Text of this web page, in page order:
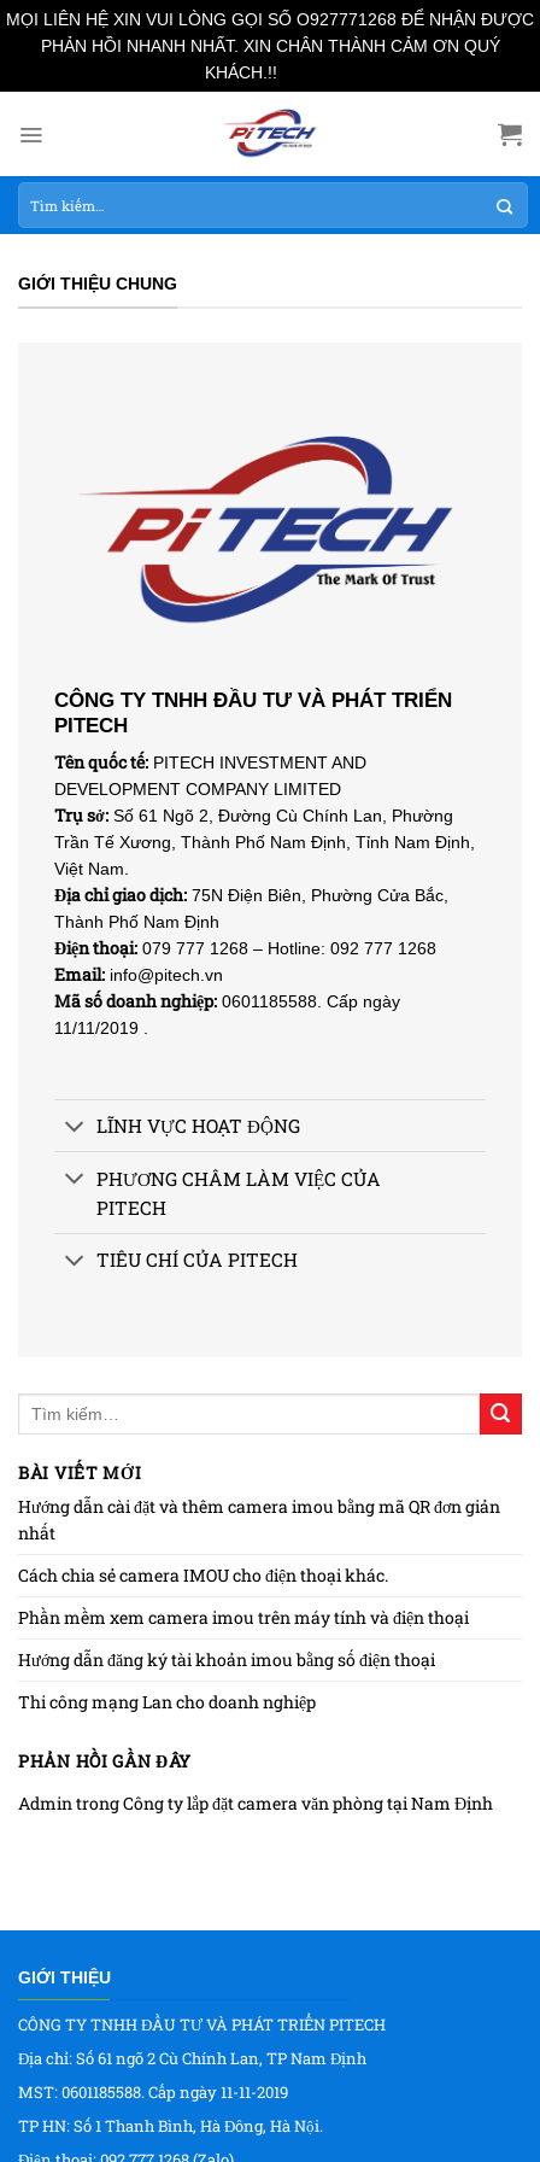
MỌI LIÊN HỆ XIN VUI LÒNG GỌI SỐ O927771268 ĐỂ NHẬN ĐƯỢC
PHẢN HỒI NHANH NHẤT. XIN CHÂN THÀNH CẢM ƠN QUÝ
KHÁCH.!!
Tìm
kiếm:
GIỚI THIỆU CHUNG
CÔNG TY TNHH ĐẦU TƯ VÀ PHÁT TRIỂN
PITECH
Tên quốc tế: PITECH INVESTMENT AND
DEVELOPMENT COMPANY LIMITED
Trụ sở: Số 61 Ngõ 2, Đường Cù Chính Lan, Phường
Trần Tế Xương, Thành Phố Nam Định, Tỉnh Nam Định,
Việt Nam.
Địa chỉ giao dịch: 75N Điện Biên, Phường Cửa Bắc,
Thành Phố Nam Định
Điện thoại: 079 777 1268 – Hotline: 092 777 1268
Email: info@pitech.vn
Mã số doanh nghiệp: 0601185588. Cấp ngày
11/11/2019 .
LĨNH VỰC HOẠT ĐỘNG
PHƯƠNG CHÂM LÀM VIỆC CỦA
PITECH
TIÊU CHÍ CỦA PITECH
BÀI VIẾT MỚI
Hướng dẫn cài đặt và thêm camera imou bằng mã QR đơn giản
nhất
Cách chia sẻ camera IMOU cho điện thoại khác.
Phần mềm xem camera imou trên máy tính và điện thoại
Hướng dẫn đăng ký tài khoản imou bằng số điện thoại
Thi công mạng Lan cho doanh nghiệp
PHẢN HỒI GẦN ĐÂY
AdmintrongCông ty lắp đặt camera văn phòng tại Nam Định
GIỚI THIỆU
CÔNG TY TNHH ĐẦU TƯ VÀ PHÁT TRIỂN PITECH
Địa chỉ: Số 61 ngõ 2 Cù Chính Lan, TP Nam Định
MST: 0601185588. Cấp ngày 11-11-2019
TP HN: Số 1 Thanh Bình, Hà Đông, Hà Nội.